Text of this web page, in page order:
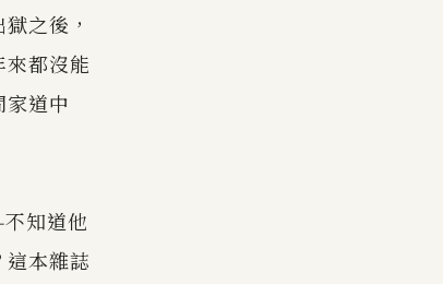
之後，
都沒能
道中
知道他
本雜誌